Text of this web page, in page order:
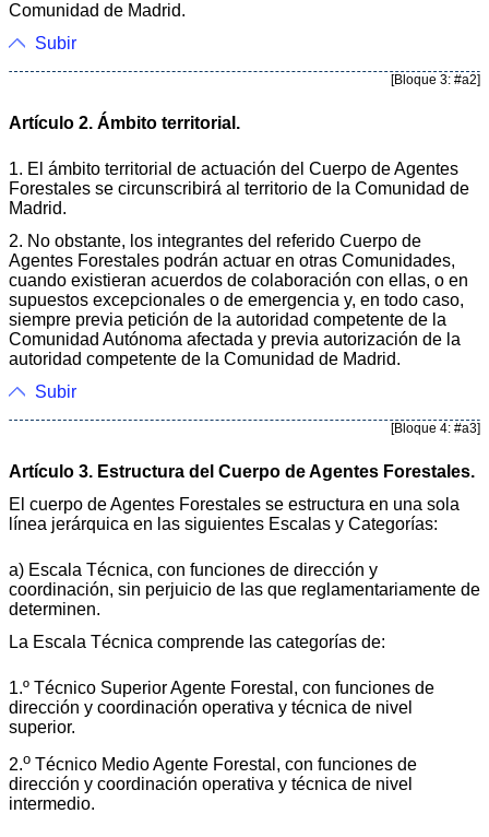
Comunidad de Madrid.
Subir
[Bloque 3: #a2]
Artículo 2. Ámbito territorial.
1. El ámbito territorial de actuación del Cuerpo de Agentes
Forestales se circunscribirá al territorio de la Comunidad de
Madrid.
2. No obstante, los integrantes del referido Cuerpo de
Agentes Forestales podrán actuar en otras Comunidades,
cuando existieran acuerdos de colaboración con ellas, o en
supuestos excepcionales o de emergencia y, en todo caso,
siempre previa petición de la autoridad competente de la
Comunidad Autónoma afectada y previa autorización de la
autoridad competente de la Comunidad de Madrid.
Subir
[Bloque 4: #a3]
Artículo 3. Estructura del Cuerpo de Agentes Forestales.
El cuerpo de Agentes Forestales se estructura en una sola
línea jerárquica en las siguientes Escalas y Categorías:
a) Escala Técnica, con funciones de dirección y
coordinación, sin perjuicio de las que reglamentariamente de
determinen.
La Escala Técnica comprende las categorías de:
1.º Técnico Superior Agente Forestal, con funciones de
dirección y coordinación operativa y técnica de nivel
superior.
2.o Técnico Medio Agente Forestal, con funciones de
dirección y coordinación operativa y técnica de nivel
intermedio.